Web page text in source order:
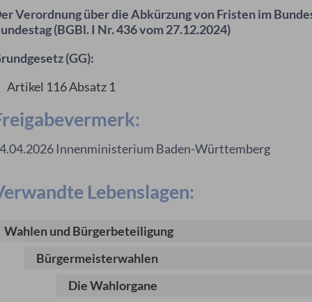
Verordnung über die Abkürzung von Fristen im
(BGBl. I Nr. 436 vom 27.12.2024)
(GG):
Artikel 116 Absatz 1
Innenministerium Baden-Württemberg
Lebenslagen:
Wahlen und Bürgerbeteiligung
Bürgermeisterwahlen
Die Wahlorgane